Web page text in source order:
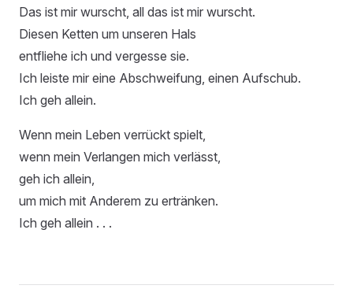
Das ist mir wurscht, all das ist mir wurscht.
Diesen Ketten um unseren Hals
entfliehe ich und vergesse sie.
Ich leiste mir eine Abschweifung, einen Aufschub.
Ich geh allein.
Wenn mein Leben verrückt spielt,
wenn mein Verlangen mich verlässt,
geh ich allein,
um mich mit Anderem zu ertränken.
Ich geh allein . . .